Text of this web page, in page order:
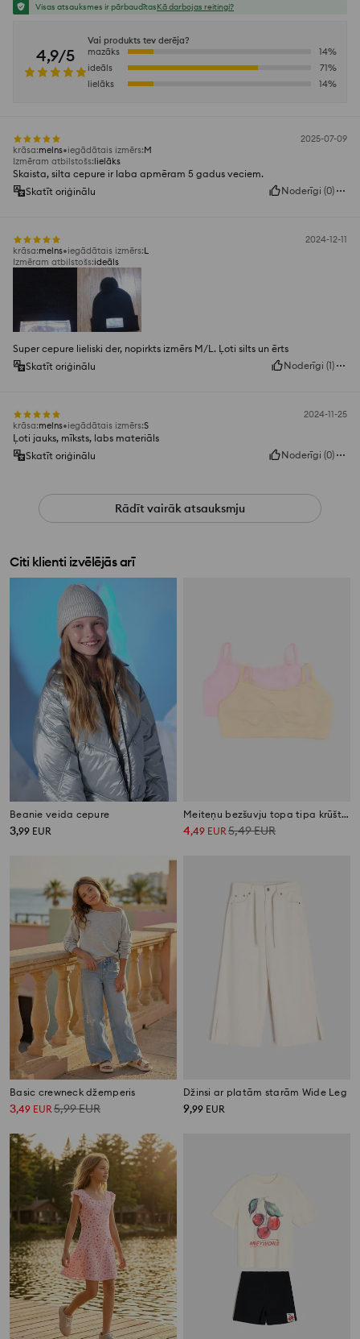
Visas atsauksmes ir pārbaudītasKā darbojas reitingi?
4,9/5
Vai produkts tev derēja?
mazāks
14%
ideāls
71%
lielāks
14%
2025-07-09
krāsa:melns iegādātais izmērs:M
Izmēram atbilstošs:lielāks
Skaista, silta cepure ir laba apmēram 5 gadus veciem.
Skatīt oriģinālu
Noderīgi (0)
2024-12-11
krāsa:melns iegādātais izmērs:L
Izmēram atbilstošs:ideāls
Super cepure lieliski der, nopirkts izmērs M/L. Ļoti silts un ērts
Skatīt oriģinālu
Noderīgi (1)
2024-11-25
krāsa:melns iegādātais izmērs:S
Ļoti jauks, mīksts, labs materiāls
Skatīt oriģinālu
Noderīgi (0)
Rādīt vairāk atsauksmju
Citi klienti izvēlējās arī
Beanie veida cepure
3,99 EUR
Meiteņu bezšuvju topa tipa krūšturis, 2 gab.
4,49 EUR5,49EUR
Basic crewneck džemperis
3,49 EUR 5,99EUR
Džinsi ar platām starām Wide Leg
9,99 EUR